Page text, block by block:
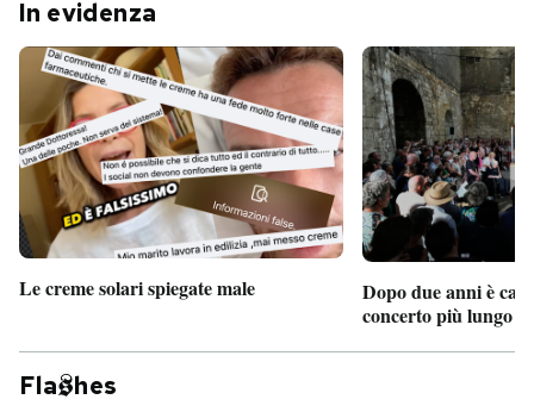
In evidenza
Le creme solari spiegate male
Dopo due anni è
concerto più lungo
Fla hes